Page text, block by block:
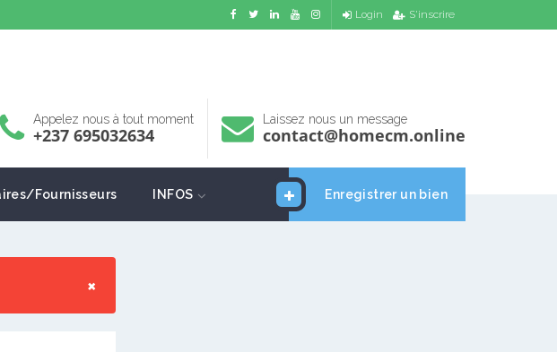
Login S'inscrire
Appelez nous à tout moment
+237 695032634
Laissez nous un message
contact@homecm.online
Enregistrer un bien
Fournisseurs INFOS
×